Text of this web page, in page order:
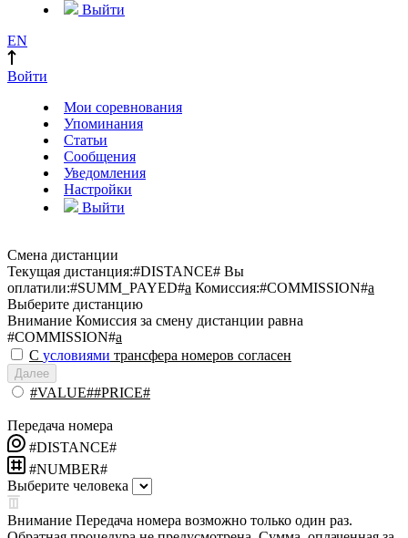
Выйти
EN
Войти
Мои соревнования
Упоминания
Статьи
Сообщения
Уведомления
Настройки
Выйти
Смена дистанции
Текущая дистанция:#DISTANCE# Вы
оплатили:#SUMM_PAYED#a Комиссия:#COMMISSION#a
Выберите дистанцию
Внимание Комиссия за смену дистанции равна
#COMMISSION#a
С условиями трансфера номеров согласен
Далее
#VALUE##PRICE#
Передача номера
#DISTANCE#
#NUMBER#
Выберите человека
Внимание Передача номера возможно только один раз.